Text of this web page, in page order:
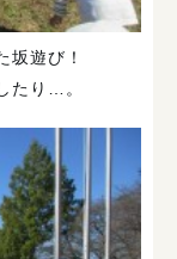
坂遊び！
たり…。